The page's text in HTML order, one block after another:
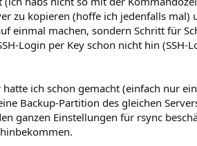
zu kopieren (hoffe ich jedenfalls mal)
einmal machen, sondern Schritt für
Login per Key schon nicht hin (SSH-
ich schon gemacht (einfach nur
Backup-Partition des gleichen
ganzen Einstellungen für rsync